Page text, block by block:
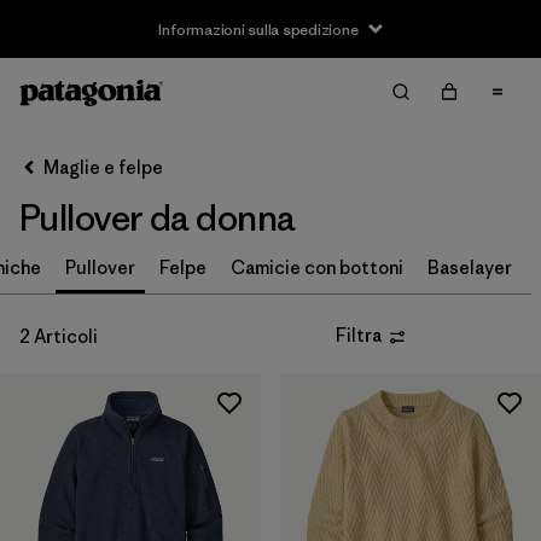
Informazioni sulla spedizione
Filtra per
Taglia
S (2)
M (2)
XL
XXL
Maglie e felpe
Pullover da donna
Pullover Felpe Camicie con bottoni Baselayer
2 Articoli Filtra